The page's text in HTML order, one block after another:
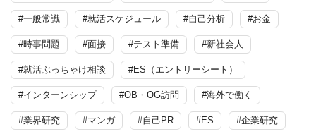
#一般常識 #就活スケジュール #自己分析 #お金
#時事問題 #面接 #テスト準備 #新社会人
#就活ぶっちゃけ相談 #ES（エントリーシート）
#インターンシップ #OB・OG訪問 #海外で働く
#業界研究 #マンガ #自己PR #ES #企業研究